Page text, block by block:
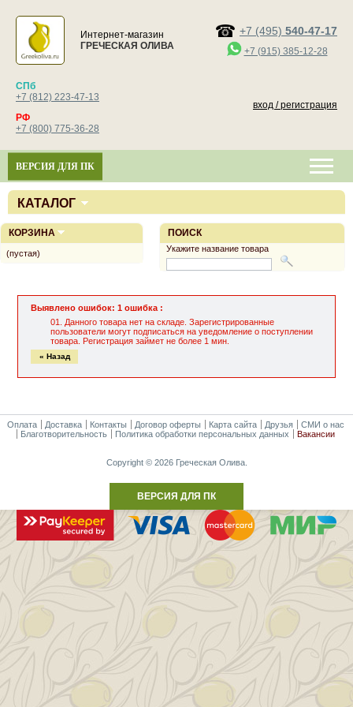
Интернет-магазин
ГРЕЧЕСКАЯ ОЛИВА
+7 (495) 540-47-17
+7 (915) 385-12-28
СПб
+7 (812) 223-47-13
РФ
+7 (800) 775-36-28
вход / регистрация
ВЕРСИЯ ДЛЯ ПК
КАТАЛОГ
Выявлено ошибок: 1 ошибка :
Данного товара нет на складе. Зарегистрированные
пользователи могут подписаться на уведомление о поступлении
товара. Регистрация займет не более 1 мин.
« Назад
ПОИСК
Укажите название товара
КОРЗИНА
(пустая)
Оплата Доставка Контакты Договор оферты Карта сайта Друзья
СМИ о нас
Благотворительность
Политика обработки персональных данных Вакансии
Copyright © 2026 Греческая Олива.
ВЕРСИЯ ДЛЯ ПК